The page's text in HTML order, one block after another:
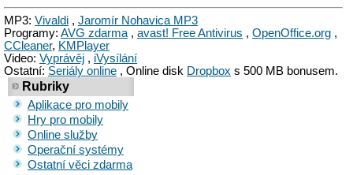
MP3: Vivaldi , Jaromír Nohavica MP3
Programy: AVG zdarma, avast! Free Antivirus , OpenOffice.org ,
CCleaner, KMPlayer
Video: Vyprávěj , iVysílání
Ostatní: Seriály online , Online disk Dropbox s 500 MB bonusem.
Rubriky
Aplikace pro mobily
Hry pro mobily
Online služby
Operační systémy
Ostatní věci zdarma